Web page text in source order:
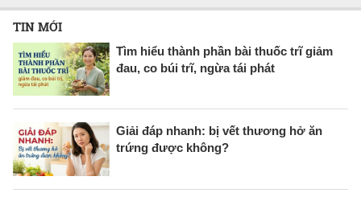
TIN MỚI
Tìm hiểu thành phần bài thuốc trĩ giảm
đau, co búi trĩ, ngừa tái phát
Giải đáp nhanh: bị vết thương hở ăn
trứng được không?